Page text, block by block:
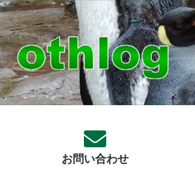
お問い合わせ